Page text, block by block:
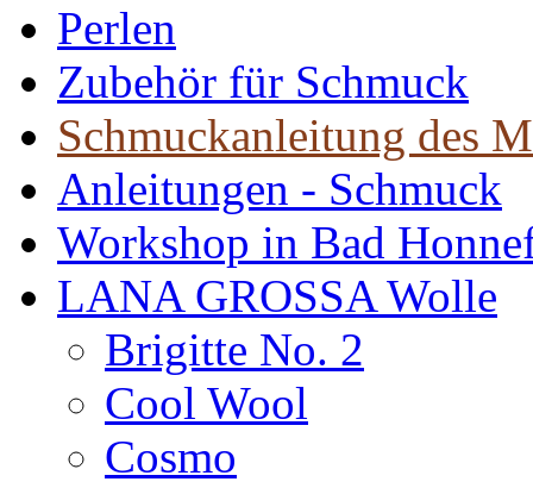
Perlen
Zubehör für Schmuck
Schmuckanleitung des
Anleitungen - Schmuck
Workshop in Bad
LANA GROSSA Wolle
Brigitte No. 2
Cool Wool
Cosmo